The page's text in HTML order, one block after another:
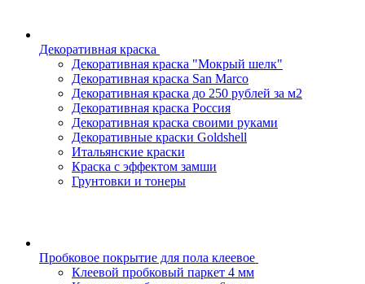
Декоративная краска
Декоративная краска "Мокрый шелк"
Декоративная краска San Marco
Декоративная краска до 250 рублей за м2
Декоративная краска Россия
Декоративная краска своими руками
Декоративные краски Goldshell
Итальянские краски
Краска с эффектом замши
Грунтовки и тонеры
Пробковое покрытие для пола клеевое
Клеевой пробковый паркет 4 мм